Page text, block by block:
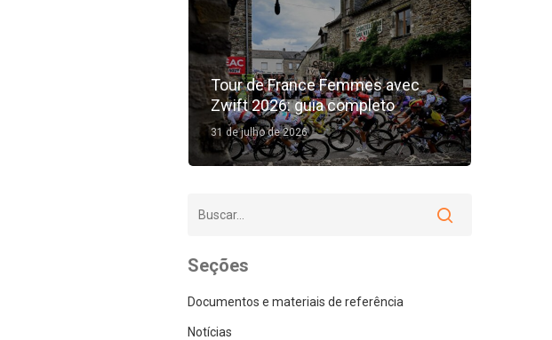
Tour de France Femmes avec
Zwift 2026: guia completo
31 de julho de 2026
Seções
Documentos e materiais de referência
Notícias